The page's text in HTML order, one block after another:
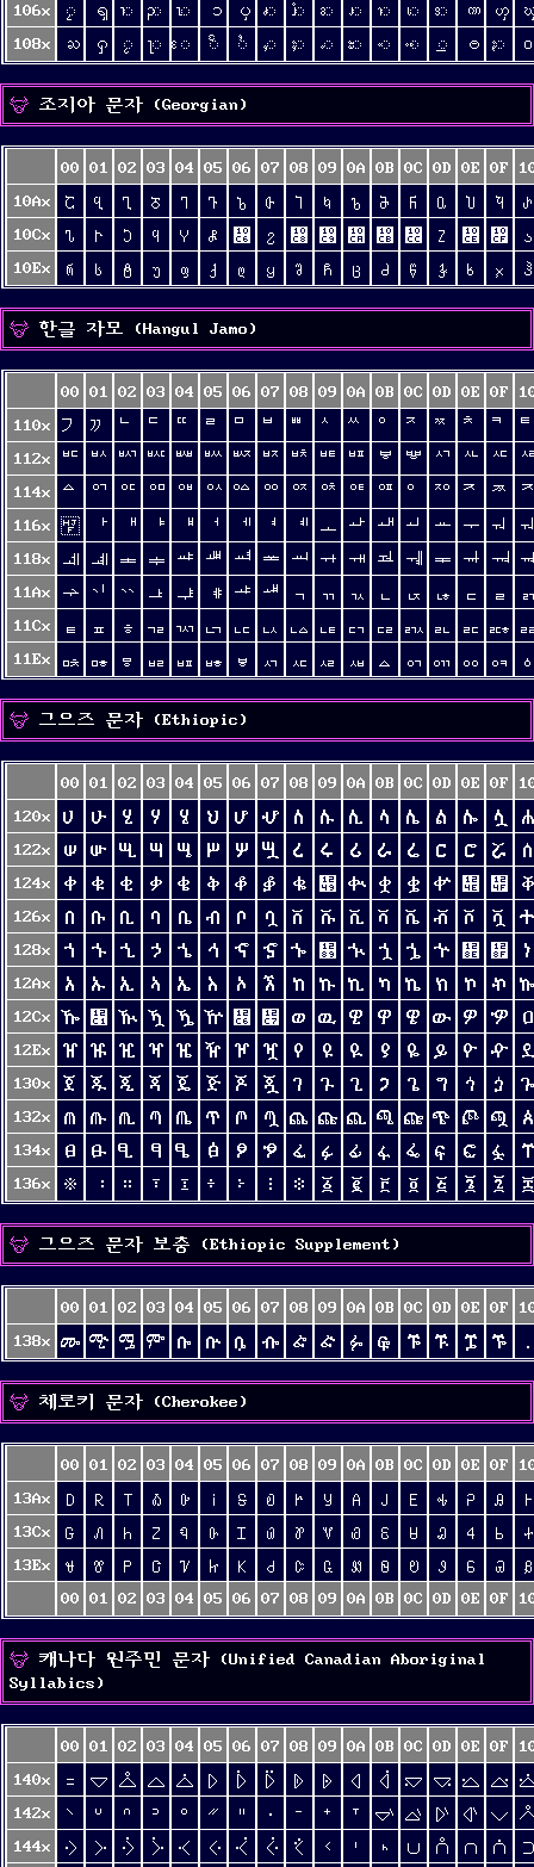
106x
ၠ ၡ ၢ ၣ ၤ ၥ ၦ ၧ ၨ ၩ ၪ ၫ ၬ ၭ ၮ ၯ
108x
ႀ ႁ ႂ ႃ ႄ ႅ ႆ ႇ ႈ ႉ ႊ ႋ ႌ ႍ ႎ ႏ
조지아 문자 (Georgian)
00 01 02 03 04 05 06 07 08 09 0A 0B 0C 0D 0E 0F
10Ax
Ⴀ Ⴁ Ⴂ Ⴃ Ⴄ Ⴅ Ⴆ Ⴇ Ⴈ Ⴉ Ⴊ Ⴋ Ⴌ Ⴍ Ⴎ Ⴏ
Ⴐ
10Cx
Ⴠ Ⴡ Ⴢ Ⴣ Ⴤ Ⴥ ჆ Ⴧ ჈ ჉ ჊ ჋ ჌ Ⴭ ჎ ჏
ა
10Ex
რ ს ტ უ ფ ქ ღ ყ შ ჩ ც ძ წ ჭ ხ ჯ ჰ
한글 자모 (Hangul Jamo)
00 01 02 03 04 05 06 07 08 09 0A 0B 0C 0D 0E 0F
110x
ᄀ ᄁ ᄂ ᄃ ᄄ ᄅ ᄆ ᄇ ᄈ ᄉ ᄊ ᄋ ᄌ ᄍ ᄎ ᄏ
112x
ᄠ ᄡ ᄢ ᄣ ᄤ ᄥ ᄦ ᄧ ᄨ ᄩ ᄪ ᄫ ᄬ ᄭ ᄮ ᄯ
114x
ᅀ ᅁ ᅂ ᅃ ᅄ ᅅ ᅆ ᅇ ᅈ ᅉ ᅊ ᅋ ᅌ ᅍ ᅎ ᅏ
116x ᅠ ᅡ ᅢ ᅣ ᅤ ᅥ ᅦ ᅧ ᅨ ᅩ ᅪ ᅫ ᅬ ᅭ ᅮ ᅯ
118x
ᆀ ᆁ ᆂ ᆃ ᆄ ᆅ ᆆ ᆇ ᆈ ᆉ ᆊ ᆋ ᆌ ᆍ ᆎ ᆏ
11Ax
ᆠ ᆡ ᆢ ᆣ ᆤ ᆥ ᆦ ᆧ ᆨ ᆩ ᆪ ᆫ ᆬ ᆭ ᆮ ᆯ
11Cx
ᇀ ᇁ ᇂ ᇃ ᇄ ᇅ ᇆ ᇇ ᇈ ᇉ ᇊ ᇋ ᇌ ᇍ ᇎ ᇏ
11Ex
ᇠ ᇡ ᇢ ᇣ ᇤ ᇥ ᇦ ᇧ ᇨ ᇩ ᇪ ᇫ ᇬ ᇭ ᇮ ᇯ
그으즈 문자 (Ethiopic)
00 01 02 03 04 05 06 07 08 09 0A 0B 0C 0D 0E 0F
120x
ሀ ሁ ሂ ሃ ሄ ህ ሆ ሇ ለ ሉ ሊ ላ ሌ ል ሎ ሏ
122x
ሠ ሡ ሢ ሣ ሤ ሥ ሦ ሧ ረ ሩ ሪ ራ ሬ ር ሮ ሯ
124x
ቀ ቁ ቂ ቃ ቄ ቅ ቆ ቇ ቈ ቉ ቊ ቋ ቌ ቍ ቎ ቏
126x
በ ቡ ቢ ባ ቤ ብ ቦ ቧ ቨ ቩ ቪ ቫ ቬ ቭ ቮ ቯ
128x
ኀ ኁ ኂ ኃ ኄ ኅ ኆ ኇ ኈ ኉ ኊ ኋ ኌ ኍ ኎ ኏
12Ax
አ ኡ ኢ ኣ ኤ እ ኦ ኧ ከ ኩ ኪ ካ ኬ ክ ኮ ኯ
12Cx ዀ ዁ ዂ ዃ ዄ ዅ ዆ ዇ ወ ዉ ዊ ዋ ዌ ው ዎ ዏ
12Ex
ዠ ዡ ዢ ዣ ዤ ዥ ዦ ዧ የ ዩ ዪ ያ ዬ ይ ዮ ዯ
130x
ጀ ጁ ጂ ጃ ጄ ጅ ጆ ጇ ገ ጉ ጊ ጋ ጌ ግ ጎ ጏ
132x
ጠ ጡ ጢ ጣ ጤ ጥ ጦ ጧ ጨ ጩ ጪ ጫ ጬ ጭ ጮ ጯ
134x
ፀ ፁ ፂ ፃ ፄ ፅ ፆ ፇ ፈ ፉ ፊ ፋ ፌ ፍ ፎ ፏ
136x
፠ ፡ ። ፣ ፤ ፥ ፦ ፧ ፨ ፩ ፪ ፫ ፬ ፭ ፮ ፯
그으즈 문자 보충 (Ethiopic Supplement)
00 01 02 03 04 05 06 07 08 09 0A 0B 0C 0D 0E 0F
138x ᎀ ᎁ ᎂ ᎃ ᎄ ᎅ ᎆ ᎇ ᎈ ᎉ ᎊ ᎋ ᎌ ᎍ ᎎ ᎏ
체로키 문자 (Cherokee)
00 01 02 03 04 05 06 07 08 09 0A 0B 0C 0D 0E 0F
13Ax
Ꭰ Ꭱ Ꭲ Ꭳ Ꭴ Ꭵ Ꭶ Ꭷ Ꭸ Ꭹ Ꭺ Ꭻ Ꭼ Ꭽ Ꭾ Ꭿ
Ꮀ
13Cx
Ꮐ Ꮑ Ꮒ Ꮓ Ꮔ Ꮕ Ꮖ Ꮗ Ꮘ Ꮙ Ꮚ Ꮛ Ꮜ Ꮝ Ꮞ Ꮟ
Ꮠ
13Ex
Ꮰ Ꮱ Ꮲ Ꮳ Ꮴ Ꮵ Ꮶ Ꮷ Ꮸ Ꮹ Ꮺ Ꮻ Ꮼ Ꮽ Ꮾ Ꮿ
Ᏸ
00 01 02 03 04 05 06 07 08 09 0A 0B 0C 0D 0E 0F
캐나다 원주민 문자 (Unified Canadian Aboriginal
Syllabics)
00 01 02 03 04 05 06 07 08 09 0A 0B 0C 0D 0E 0F
140x
᐀ ᐁ ᐂ ᐃ ᐄ ᐅ ᐆ ᐇ ᐈ ᐉ ᐊ ᐋ ᐌ ᐍ ᐎ ᐏ
142x
ᐠ ᐡ ᐢ ᐣ ᐤ ᐥ ᐦ ᐧ ᐨ ᐩ ᐪ ᐫ ᐬ ᐭ ᐮ ᐯ
144x
ᑀ ᑁ ᑂ ᑃ ᑄ ᑅ ᑆ ᑇ ᑈ ᑉ ᑊ ᑋ ᑌ ᑍ ᑎ ᑏ